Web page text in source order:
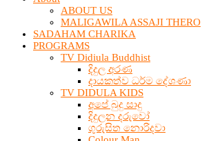
ABOUT US
MALIGAWILA ASSAJI THERO
SADAHAM CHARIKA
PROGRAMS
TV Didiula Buddhist
දිදුල අරණ
දායකත්ව ධර්ම දේශණා
TV DIDULA KIDS
අපේ බුදු සාදු
දිදුලන දරුවෝ
ගුරුසිත නොරිදවා